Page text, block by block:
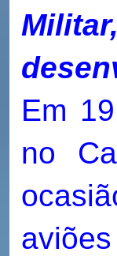
Em
no